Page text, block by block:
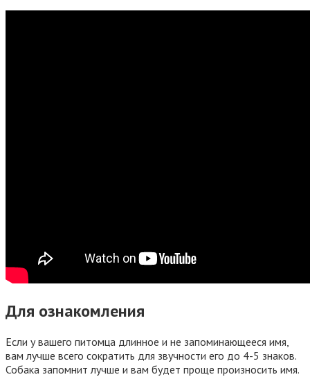
Для ознакомления
Если у вашего питомца длинное и не запоминающееся имя,
вам лучше всего сократить для звучности его до 4-5 знаков.
Собака запомнит лучше и вам будет проще произносить имя.